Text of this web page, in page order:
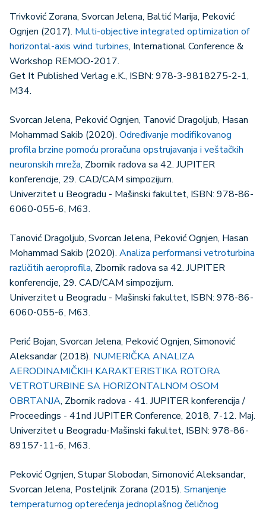
Trivković Zorana, Svorcan Jelena, Baltić Marija, Peković
Ognjen (2017). Multi-objective integrated optimization of
horizontal-axis wind turbines, International Conference &
Workshop REMOO-2017.
Get It Published Verlag e.K., ISBN: 978-3-9818275-2-1,
M34.
Svorcan Jelena, Peković Ognjen, Tanović Dragoljub, Hasan
Mohammad Sakib (2020). Određivanje modifikovanog
profila brzine pomoću proračuna opstrujavanja i veštačkih
neuronskih mreža, Zbornik radova sa 42. JUPITER
konferencije, 29. CAD/CAM simpozijum.
Univerzitet u Beogradu - Mašinski fakultet, ISBN: 978-86-
6060-055-6, M63.
Tanović Dragoljub, Svorcan Jelena, Peković Ognjen, Hasan
Mohammad Sakib (2020). Analiza performansi vetroturbina
različitih aeroprofila, Zbornik radova sa 42. JUPITER
konferencije, 29. CAD/CAM simpozijum.
Univerzitet u Beogradu - Mašinski fakultet, ISBN: 978-86-
6060-055-6, M63.
Perić Bojan, Svorcan Jelena, Peković Ognjen, Simonović
Aleksandar (2018). NUMERIČKA ANALIZA
AERODINAMIČKIH KARAKTERISTIKA ROTORA
VETROTURBINE SA HORIZONTALNOM OSOM
OBRTANJA, Zbornik radova - 41. JUPITER konferencija /
Proceedings - 41nd JUPITER Conference, 2018, 7-12. Maj.
Univerzitet u Beogradu-Mašinski fakultet, ISBN: 978-86-
89157-11-6, M63.
Peković Ognjen, Stupar Slobodan, Simonović Aleksandar,
Svorcan Jelena, Posteljnik Zorana (2015). Smanjenje
temperaturnog opterećenja jednoplašnog čeličnog